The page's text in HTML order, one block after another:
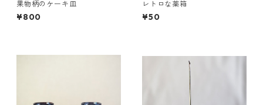
果物柄のケーキ皿
¥800
レトロな薬箱
¥50